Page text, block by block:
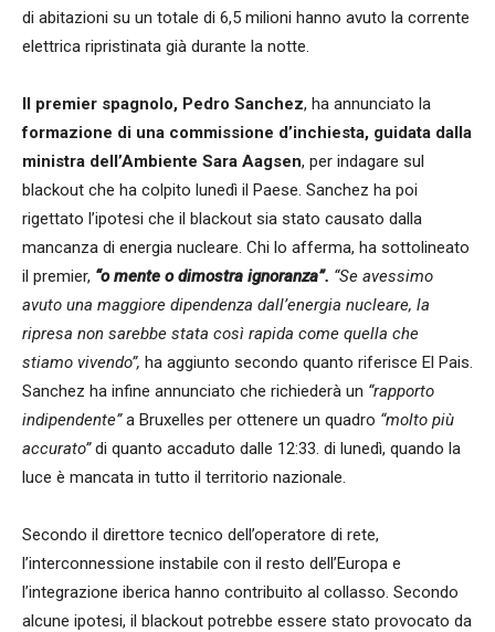
di abitazioni su un totale di 6,5 milioni hanno avuto la corrente
elettrica ripristinata già durante la notte.
Il premier spagnolo, Pedro Sanchez, ha annunciato la
formazione di una commissione d’inchiesta, guidata dalla
ministra dell’Ambiente Sara Aagsen, per indagare sul
blackout che ha colpito lunedì il Paese. Sanchez ha poi
rigettato l’ipotesi che il blackout sia stato causato dalla
mancanza di energia nucleare. Chi lo afferma, ha sottolineato
il premier, “o mente o dimostra ignoranza”. “Se avessimo
avuto una maggiore dipendenza dall’energia nucleare, la
ripresa non sarebbe stata così rapida come quella che
stiamo vivendo”, ha aggiunto secondo quanto riferisce El Pais.
Sanchez ha infine annunciato che richiederà un “rapporto
indipendente”a Bruxelles per ottenere un quadro “molto più
accurato”di quanto accaduto dalle 12:33. di lunedì, quando la
luce è mancata in tutto il territorio nazionale.
Secondo il direttore tecnico dell’operatore di rete,
l’interconnessione instabile con il resto dell’Europa e
l’integrazione iberica hanno contribuito al collasso. Secondo
alcune ipotesi, il blackout potrebbe essere stato provocato da